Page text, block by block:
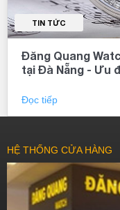
TIN TỨC
Đăng Quang
tại Đà Nẵng - Ưu
Đọc tiếp
HỆ THỐNG CỬA HÀNG